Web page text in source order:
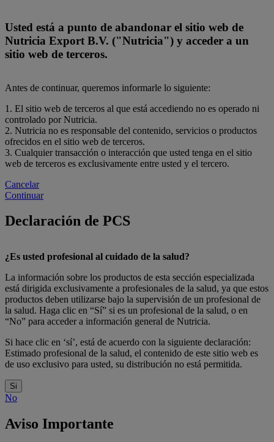
Usted está a punto de abandonar el sitio web de
Nutricia Export B.V. ("Nutricia") y acceder a un
sitio web de terceros.
Antes de continuar, queremos informarle lo siguiente:
1. El sitio web de terceros al que está accediendo no es operado ni
controlado por Nutricia.
2. Nutricia no es responsable del contenido, servicios o productos
ofrecidos en el sitio web de terceros.
3. Cualquier transacción o interacción que usted tenga en el sitio
web de terceros es exclusivamente entre usted y el tercero.
Cancelar
Continuar
Declaración de PCS
¿Es usted profesional al cuidado de la salud?
La información sobre los productos de esta sección especializada
está dirigida exclusivamente a profesionales de la salud, ya que estos
productos deben utilizarse bajo la supervisión de un profesional de
la salud. Haga clic en “Sí” si es un profesional de la salud, o en
“No” para acceder a información general de Nutricia.
Si hace clic en ‘sí’, está de acuerdo con la siguiente declaración:
Estimado profesional de la salud, el contenido de este sitio web es
de uso exclusivo para usted, su distribución no está permitida.
Si
No
Aviso Importante